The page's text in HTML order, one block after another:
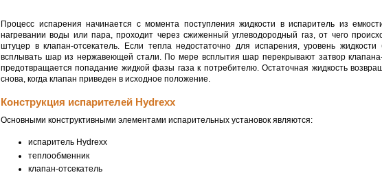
Процесс испарения начинается с момента поступления жидкости в испаритель из
нагревании воды или пара, проходит через сжиженный углеводородный газ, от чего
штуцер в клапан-отсекатель. Если тепла недостаточно для испарения, уровень
всплывать шар из нержавеющей стали. По мере всплытия шар перекрывают затвор
предотвращается попадание жидкой фазы газа к потребителю. Остаточная жидкость
снова, когда клапан приведен в исходное положение.
Конструкция испарителей Hydrexx
Основными конструктивными элементами испарительных установок являются:
испаритель Hydrexx
теплообменник
клапан-отсекатель